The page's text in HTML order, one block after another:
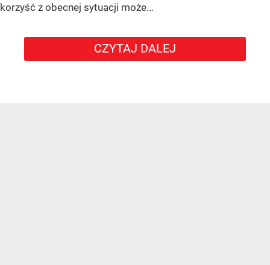
korzyść z obecnej sytuacji może...
CZYTAJ DALEJ